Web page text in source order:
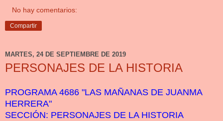
No hay comentarios:
Compartir
MARTES, 24 DE SEPTIEMBRE DE 2019
PERSONAJES DE LA HISTORIA
PROGRAMA 4686 "LAS MAÑANAS DE JUANMA
HERRERA"
SECCIÓN: PERSONAJES DE LA HISTORIA